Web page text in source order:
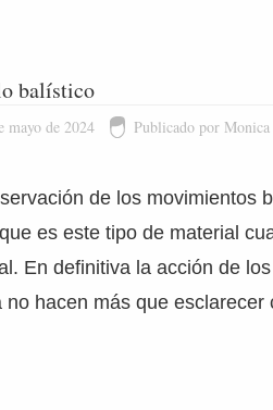
balístico
mayo de 2024 Publicado por Monica
de los movimientos
es este tipo de material
En definitiva la acción de
no hacen más que